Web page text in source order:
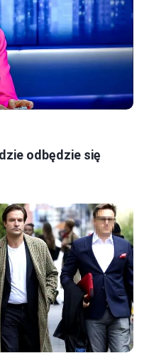
odbędzie się